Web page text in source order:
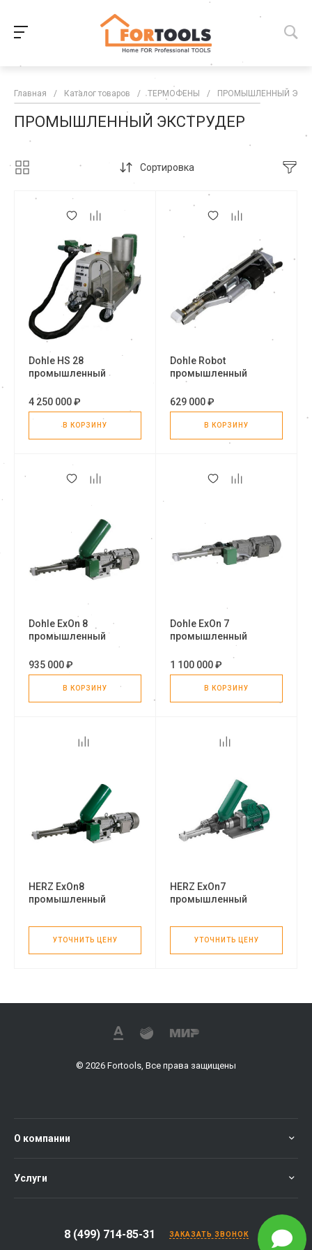
Главная / Каталог товаров / ТЕРМОФЕНЫ / ПРОМЫШЛЕННЫЙ
ПРОМЫШЛЕННЫЙ ЭКСТРУДЕР
Сортировка
Dohle HS 28
промышленный
4 250 000 ₽
В КОРЗИНУ
Dohle Robot
промышленный
сварочный экструдер
629 000 ₽
В КОРЗИНУ
Dohle ExOn 8
промышленный
сварочный экструдер
935 000 ₽
В КОРЗИНУ
Dohle ExOn 7
промышленный
сварочный экструдер
1 100 000 ₽
В КОРЗИНУ
HERZ ExOn8
промышленный
УТОЧНИТЬ ЦЕНУ
HERZ ExOn7
промышленный
УТОЧНИТЬ ЦЕНУ
© 2026 Fortools, Все права защищены
О компании
Услуги
8 (499) 714-85-31 ЗАКАЗАТЬ ЗВОНОК